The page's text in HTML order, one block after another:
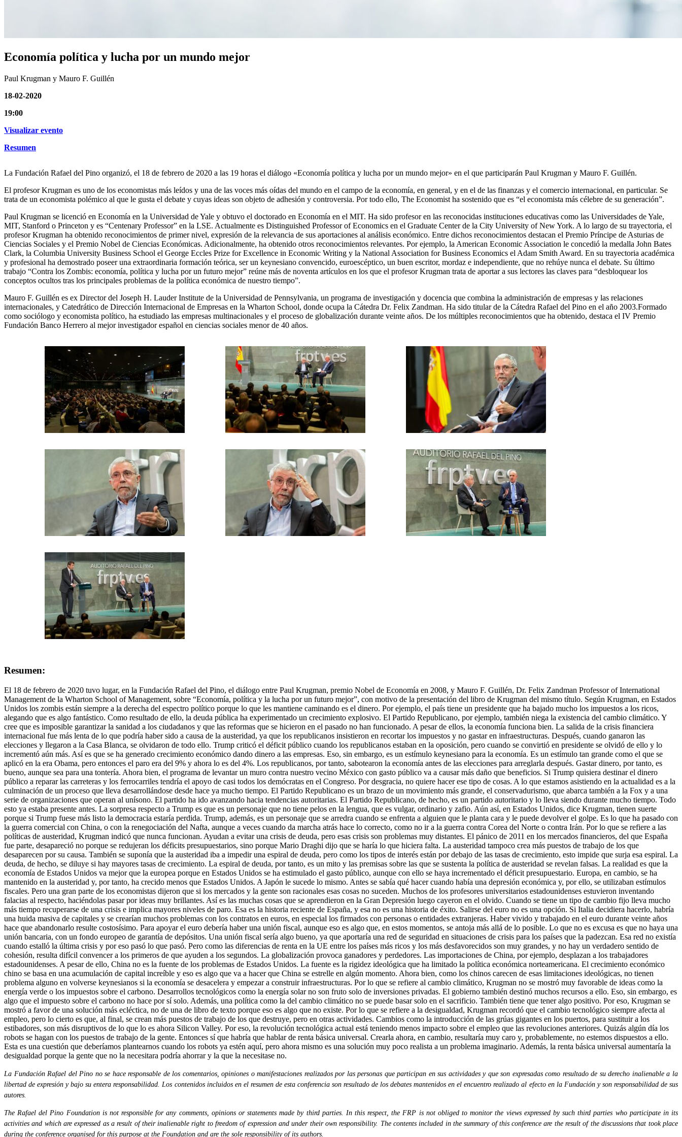
Economía política y lucha por un mundo mejor
Paul Krugman y Mauro F. Guillén
18-02-2020
19:00
Visualizar evento
Resumen
La Fundación Rafael del Pino organizó, el 18 de febrero de 2020 a las 19 horas el diálogo «Economía política y lucha por un mundo mejor» en el que participarán Paul Krugman y Mauro F. Guillén.
El profesor Krugman es uno de los economistas más leídos y una de las voces más oídas del mundo en el campo de la economía, en general, y en el de las finanzas y el comercio internacional, en particular. Se
trata de un economista polémico al que le gusta el debate y cuyas ideas son objeto de adhesión y controversia. Por todo ello, The Economist ha sostenido que es “el economista más célebre de su generación”.
Paul Krugman se licenció en Economía en la Universidad de Yale y obtuvo el doctorado en Economía en el MIT. Ha sido profesor en las reconocidas instituciones educativas como las Universidades de Yale,
MIT, Stanford o Princeton y es “Centenary Professor” en la LSE. Actualmente es Distinguished Professor of Economics en el Graduate Center de la City University of New York. A lo largo de su trayectoria, el
profesor Krugman ha obtenido reconocimientos de primer nivel, expresión de la relevancia de sus aportaciones al análisis económico. Entre dichos reconocimientos destacan el Premio Príncipe de Asturias de
Ciencias Sociales y el Premio Nobel de Ciencias Económicas. Adicionalmente, ha obtenido otros reconocimientos relevantes. Por ejemplo, la American Economic Association le concedió la medalla John Bates
Clark, la Columbia University Business School el George Eccles Prize for Excellence in Economic Writing y la National Association for Business Economics el Adam Smith Award. En su trayectoria académica
y profesional ha demostrado poseer una extraordinaria formación teórica, ser un keynesiano convencido, euroescéptico, un buen escritor, mordaz e independiente, que no rehúye nunca el debate. Su último
trabajo “Contra los Zombis: economía, política y lucha por un futuro mejor” reúne más de noventa artículos en los que el profesor Krugman trata de aportar a sus lectores las claves para “desbloquear los
conceptos ocultos tras los principales problemas de la política económica de nuestro tiempo”.
Mauro F. Guillén es ex Director del Joseph H. Lauder Institute de la Universidad de Pennsylvania, un programa de investigación y docencia que combina la administración de empresas y las relaciones
internacionales, y Catedrático de Dirección Internacional de Empresas en la Wharton School, donde ocupa la Cátedra Dr. Felix Zandman. Ha sido titular de la Cátedra Rafael del Pino en el año 2003.Formado
como sociólogo y economista político, ha estudiado las empresas multinacionales y el proceso de globalización durante veinte años. De los múltiples reconocimientos que ha obtenido, destaca el IV Premio
Fundación Banco Herrero al mejor investigador español en ciencias sociales menor de 40 años.
Resumen:
El 18 de febrero de 2020 tuvo lugar, en la Fundación Rafael del Pino, el diálogo entre Paul Krugman, premio Nobel de Economía en 2008, y Mauro F. Guillén, Dr. Felix Zandman Professor of International
Management de la Wharton School of Management, sobre “Economía, política y la lucha por un futuro mejor”, con motivo de la presentación del libro de Krugman del mismo título. Según Krugman, en Estados
Unidos los zombis están siempre a la derecha del espectro político porque lo que les mantiene caminando es el dinero. Por ejemplo, el país tiene un presidente que ha bajado mucho los impuestos a los ricos,
alegando que es algo fantástico. Como resultado de ello, la deuda pública ha experimentado un crecimiento explosivo. El Partido Republicano, por ejemplo, también niega la existencia del cambio climático. Y
cree que es imposible garantizar la sanidad a los ciudadanos y que las reformas que se hicieron en el pasado no han funcionado. A pesar de ellos, la economía funciona bien. La salida de la crisis financiera
internacional fue más lenta de lo que podría haber sido a causa de la austeridad, ya que los republicanos insistieron en recortar los impuestos y no gastar en infraestructuras. Después, cuando ganaron las
elecciones y llegaron a la Casa Blanca, se olvidaron de todo ello. Trump criticó el déficit público cuando los republicanos estaban en la oposición, pero cuando se convirtió en presidente se olvidó de ello y lo
incrementó aún más. Así es que se ha generado crecimiento económico dando dinero a las empresas. Eso, sin embargo, es un estímulo keynesiano para la economía. Es un estímulo tan grande como el que se
aplicó en la era Obama, pero entonces el paro era del 9% y ahora lo es del 4%. Los republicanos, por tanto, sabotearon la economía antes de las elecciones para arreglarla después. Gastar dinero, por tanto, es
bueno, aunque sea para una tontería. Ahora bien, el programa de levantar un muro contra nuestro vecino México con gasto público va a causar más daño que beneficios. Si Trump quisiera destinar el dinero
público a reparar las carreteras y los ferrocarriles tendría el apoyo de casi todos los demócratas en el Congreso. Por desgracia, no quiere hacer ese tipo de cosas. A lo que estamos asistiendo en la actualidad es a la
culminación de un proceso que lleva desarrollándose desde hace ya mucho tiempo. El Partido Republicano es un brazo de un movimiento más grande, el conservadurismo, que abarca también a la Fox y a una
serie de organizaciones que operan al unísono. El partido ha ido avanzando hacia tendencias autoritarias. El Partido Republicano, de hecho, es un partido autoritario y lo lleva siendo durante mucho tiempo. Todo
esto ya estaba presente antes. La sorpresa respecto a Trump es que es un personaje que no tiene pelos en la lengua, que es vulgar, ordinario y zafio. Aún así, en Estados Unidos, dice Krugman, tienen suerte
porque si Trump fuese más listo la democracia estaría perdida. Trump, además, es un personaje que se arredra cuando se enfrenta a alguien que le planta cara y le puede devolver el golpe. Es lo que ha pasado con
la guerra comercial con China, o con la renegociación del Nafta, aunque a veces cuando da marcha atrás hace lo correcto, como no ir a la guerra contra Corea del Norte o contra Irán. Por lo que se refiere a las
políticas de austeridad, Krugman indicó que nunca funcionan. Ayudan a evitar una crisis de deuda, pero esas crisis son problemas muy distantes. El pánico de 2011 en los mercados financieros, del que España
fue parte, desapareció no porque se redujeran los déficits presupuestarios, sino porque Mario Draghi dijo que se haría lo que hiciera falta. La austeridad tampoco crea más puestos de trabajo de los que
desaparecen por su causa. También se suponía que la austeridad iba a impedir una espiral de deuda, pero como los tipos de interés están por debajo de las tasas de crecimiento, esto impide que surja esa espiral. La
deuda, de hecho, se diluye si hay mayores tasas de crecimiento. La espiral de deuda, por tanto, es un mito y las premisas sobre las que se sustenta la política de austeridad se revelan falsas. La realidad es que la
economía de Estados Unidos va mejor que la europea porque en Estados Unidos se ha estimulado el gasto público, aunque con ello se haya incrementado el déficit presupuestario. Europa, en cambio, se ha
mantenido en la austeridad y, por tanto, ha crecido menos que Estados Unidos. A Japón le sucede lo mismo. Antes se sabía qué hacer cuando había una depresión económica y, por ello, se utilizaban estímulos
fiscales. Pero una gran parte de los economistas dijeron que si los mercados y la gente son racionales esas cosas no suceden. Muchos de los profesores universitarios estadounidenses estuvieron inventando
falacias al respecto, haciéndolas pasar por ideas muy brillantes. Así es las muchas cosas que se aprendieron en la Gran Depresión luego cayeron en el olvido. Cuando se tiene un tipo de cambio fijo lleva mucho
más tiempo recuperarse de una crisis e implica mayores niveles de paro. Esa es la historia reciente de España, y esa no es una historia de éxito. Salirse del euro no es una opción. Si Italia decidiera hacerlo, habría
una huida masiva de capitales y se crearían muchos problemas con los contratos en euros, en especial los firmados con personas o entidades extranjeras. Haber vivido y trabajado en el euro durante veinte años
hace que abandonarlo resulte costosísimo. Para apoyar el euro debería haber una unión fiscal, aunque eso es algo que, en estos momentos, se antoja más allá de lo posible. Lo que no es excusa es que no haya una
unión bancaria, con un fondo europeo de garantía de depósitos. Una unión fiscal sería algo bueno, ya que aportaría una red de seguridad en situaciones de crisis para los países que la padezcan. Esa red no existía
cuando estalló la última crisis y por eso pasó lo que pasó. Pero como las diferencias de renta en la UE entre los países más ricos y los más desfavorecidos son muy grandes, y no hay un verdadero sentido de
cohesión, resulta difícil convencer a los primeros de que ayuden a los segundos. La globalización provoca ganadores y perdedores. Las importaciones de China, por ejemplo, desplazan a los trabajadores
estadounidenses. A pesar de ello, China no es la fuente de los problemas de Estados Unidos. La fuente es la rigidez ideológica que ha limitado la política económica norteamericana. El crecimiento económico
chino se basa en una acumulación de capital increíble y eso es algo que va a hacer que China se estrelle en algún momento. Ahora bien, como los chinos carecen de esas limitaciones ideológicas, no tienen
problema alguno en volverse keynesianos si la economía se desacelera y empezar a construir infraestructuras. Por lo que se refiere al cambio climático, Krugman no se mostró muy favorable de ideas como la
energía verde o los impuestos sobre el carbono. Desarrollos tecnológicos como la energía solar no son fruto solo de inversiones privadas. El gobierno también destinó muchos recursos a ello. Eso, sin embargo, es
algo que el impuesto sobre el carbono no hace por sí solo. Además, una política como la del cambio climático no se puede basar solo en el sacrificio. También tiene que tener algo positivo. Por eso, Krugman se
mostró a favor de una solución más ecléctica, no de una de libro de texto porque eso es algo que no existe. Por lo que se refiere a la desigualdad, Krugman recordó que el cambio tecnológico siempre afecta al
empleo, pero lo cierto es que, al final, se crean más puestos de trabajo de los que destruye, pero en otras actividades. Cambios como la introducción de las grúas gigantes en los puertos, para sustituir a los
estibadores, son más disruptivos de lo que lo es ahora Silicon Valley. Por eso, la revolución tecnológica actual está teniendo menos impacto sobre el empleo que las revoluciones anteriores. Quizás algún día los
robots se hagan con los puestos de trabajo de la gente. Entonces sí que habría que hablar de renta básica universal. Crearla ahora, en cambio, resultaría muy caro y, probablemente, no estemos dispuestos a ello.
Esta es una cuestión que deberíamos plantearnos cuando los robots ya estén aquí, pero ahora mismo es una solución muy poco realista a un problema imaginario. Además, la renta básica universal aumentaría la
desigualdad porque la gente que no la necesitara podría ahorrar y la que la necesitase no.
La Fundación Rafael del Pino no se hace responsable de los comentarios, opiniones o manifestaciones realizados por las personas que participan en sus actividades y que son expresadas como resultado de su derecho inalienable a la
libertad de expresión y bajo su entera responsabilidad. Los contenidos incluidos en el resumen de esta conferencia son resultado de los debates mantenidos en el encuentro realizado al efecto en la Fundación y son responsabilidad de sus
autores.
The Rafael del Pino Foundation is not responsible for any comments, opinions or statements made by third parties. In this respect, the FRP is not obliged to monitor the views expressed by such third parties who participate in its
activities and which are expressed as a result of their inalienable right to freedom of expression and under their own responsibility. The contents included in the summary of this conference are the result of the discussions that took place
during the conference organised for this purpose at the Foundation and are the sole responsibility of its authors.